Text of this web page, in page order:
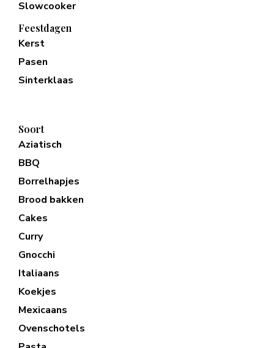
Slowcooker
Feestdagen
Kerst
Pasen
Sinterklaas
Soort
Aziatisch
BBQ
Borrelhapjes
Brood bakken
Cakes
Curry
Gnocchi
Italiaans
Koekjes
Mexicaans
Ovenschotels